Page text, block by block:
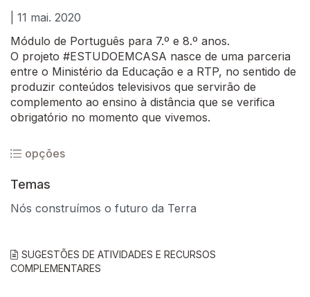
| 11 mai. 2020
Módulo de Português para 7.º e 8.º anos.
O projeto #ESTUDOEMCASA nasce de uma parceria
entre o Ministério da Educação e a RTP, no sentido de
produzir conteúdos televisivos que servirão de
complemento ao ensino à distância que se verifica
obrigatório no momento que vivemos.
opções
Temas
Nós construímos o futuro da Terra
SUGESTÕES DE ATIVIDADES E RECURSOS
COMPLEMENTARES